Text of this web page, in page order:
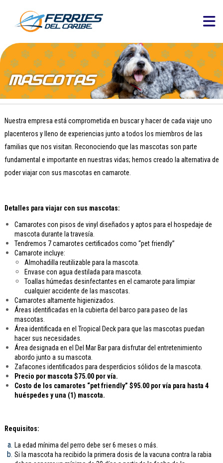
Nuestra empresa está comprometida en buscar y hacer de cada viaje uno
placenteros y lleno de experiencias junto a todos los miembros de las
familias que nos visitan. Reconociendo que las mascotas son parte
fundamental e importante en nuestras vidas; hemos creado la alternativa de
poder viajar con sus mascotas en camarote.
Detalles para viajar con sus mascotas:
Camarotes con pisos de vinyl diseñados y aptos para el hospedaje de
mascota durante la travesía.
Tendremos 7 camarotes certificados como “pet friendly”
Camarote incluye:
Almohadilla reutilizable para la mascota.
Envase con agua destilada para mascota.
Toallas húmedas desinfectantes en el camarote para limpiar
cualquier accidente de las mascotas.
Camarotes altamente higienizados.
Áreas identificadas en la cubierta del barco para paseo de las
mascotas.
Área identificada en el Tropical Deck para que las mascotas puedan
hacer sus necesidades.
Área designada en el Del Mar Bar para disfrutar del entretenimiento
abordo junto a su mascota.
Zafacones identificados para desperdicios sólidos de la mascota.
Precio por mascota $75.00 por vía.
Costo de los camarotes “pet friendly” $95.00 por vía para hasta 4
huéspedes y una (1) mascota.
Requisitos:
La edad mínima del perro debe ser 6 meses o más.
Si la mascota ha recibido la primera dosis de la vacuna contra la rabia